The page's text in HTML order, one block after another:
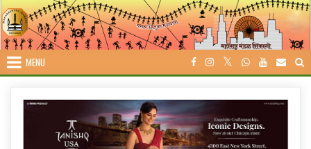
Skip
to
content
MENU